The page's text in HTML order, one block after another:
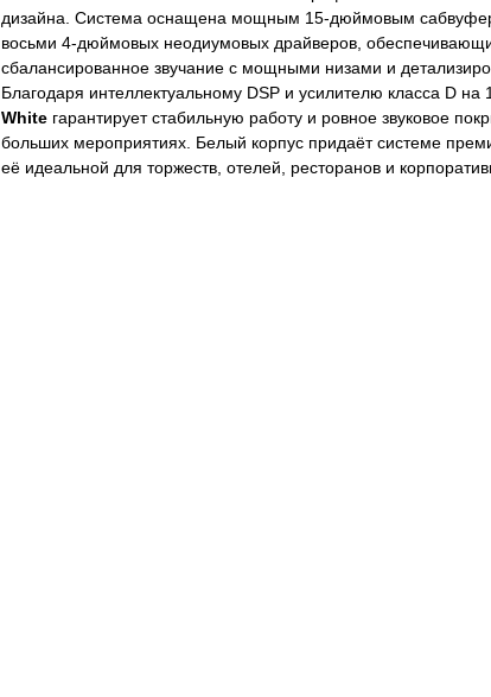
дизайна. Система оснащена мощным 15-дюймовым
восьми 4-дюймовых неодиумовых драйверов,
сбалансированное звучание с мощными низами и
Благодаря интеллектуальному DSP и усилителю класса D на
White гарантирует стабильную работу и ровное звуковое
больших мероприятиях. Белый корпус придаёт системе
её идеальной для торжеств, отелей, ресторанов и